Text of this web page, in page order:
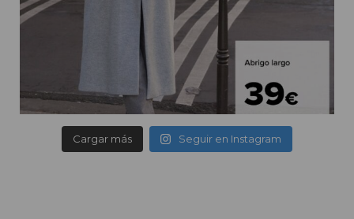
Cargar más Seguir en Instagram